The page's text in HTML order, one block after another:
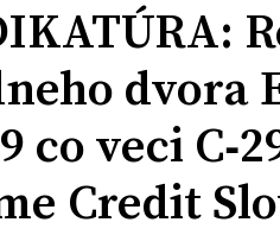
dvora
co veci
Credit